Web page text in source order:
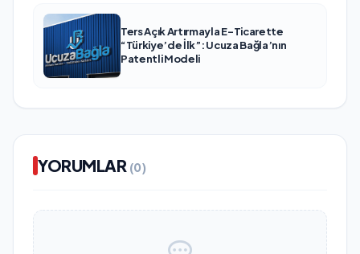
Ters Açık Artırmayla E-Ticarette
“Türkiye’de İlk”: Ucuza Bağla’nın
Patentli Modeli
YORUMLAR (0)